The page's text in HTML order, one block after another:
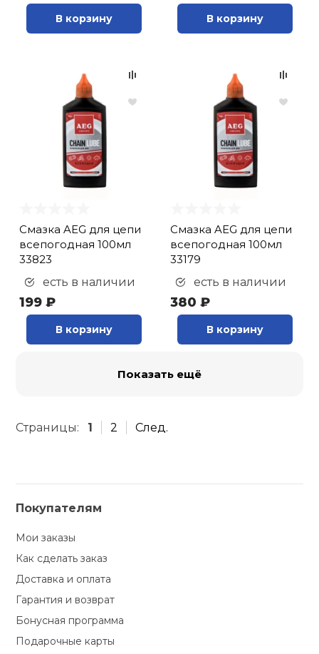
В корзину В корзину
Смазка AEG для цепи
всепогодная 100мл
33823
есть в наличии
199 ₽
В корзину
Смазка AEG для цепи
всепогодная 100мл
33179
есть в наличии
380 ₽
В корзину
Показать ещё
Страницы: 1 2 След.
Покупателям
Мои заказы
Как сделать заказ
Доставка и оплата
Гарантия и возврат
Бонусная программа
Подарочные карты